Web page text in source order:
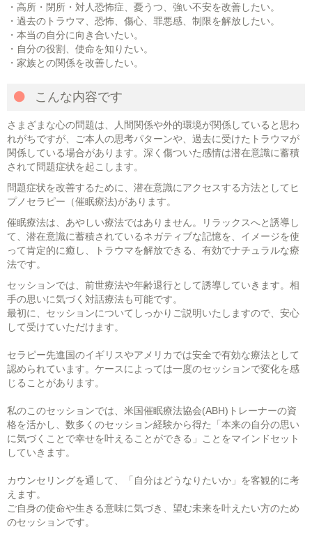
・高所・閉所・対人恐怖症、憂うつ、強い不安を改善したい。
・過去のトラウマ、恐怖、傷心、罪悪感、制限を解放したい。
・本当の自分に向き合いたい。
・自分の役割、使命を知りたい。
・家族との関係を改善したい。
こんな内容です
さまざまな心の問題は、人間関係や外的環境が関係していると思わ
れがちですが、ご本人の思考パターンや、過去に受けたトラウマが
関係している場合があります。深く傷ついた感情は潜在意識に蓄積
されて問題症状を起こします。
問題症状を改善するために、潜在意識にアクセスする方法としてヒ
プノセラピー（催眠療法)があります。
催眠療法は、あやしい療法ではありません。リラックスへと誘導し
て、潜在意識に蓄積されているネガティブな記憶を、イメージを使
って肯定的に癒し、トラウマを解放できる、有効でナチュラルな療
法です。
セッションでは、前世療法や年齢退行として誘導していきます。相
手の思いに気づく対話療法も可能です。
最初に、セッションについてしっかりご説明いたしますので、安心
して受けていただけます。
セラピー先進国のイギリスやアメリカでは安全で有効な療法として
認められています。ケースによっては一度のセッションで変化を感
じることがあります。
私のこのセッションでは、米国催眠療法協会(ABH)トレーナーの資
格を活かし、数多くのセッション経験から得た「本来の自分の思い
に気づくことで幸せを叶えることができる」ことをマインドセット
していきます。
カウンセリングを通して、「自分はどうなりたいか」を客観的に考
えます。
ご自身の使命や生きる意味に気づき、望む未来を叶えたい方のため
のセッションです。